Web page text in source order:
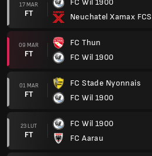
17 MAR
FT
FC Wil 1900
Neuchatel Xamax FCS
09 MAR
FT
FC Thun
FC Wil 1900
01 MAR
FT
FC Stade Nyonnais
FC Wil 1900
23 LUT
FT
FC Wil 1900
FC Aarau